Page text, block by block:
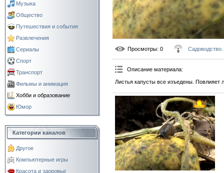
Музыка
Общество
Путешествия и события
Развлечения
Сериалы
Спорт
Транспорт
Фильмы и анимация
Хобби и образование
Юмор
Категории каналов
Другое
Компьютерные игры
Красота и здоровье
Просмотры: 0
Описание материала:
Листья капусты все изъедены. Повлияет